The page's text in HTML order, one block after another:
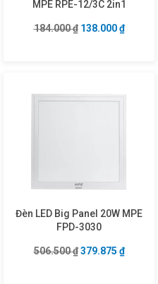
MPE RPE-12/3C 2in1
184.000₫ Giá gốc là:
138.000₫Giá
Đèn LED Big Panel 20W MPE
FPD-3030
506.500₫ Giá gốc là:
379.875 ₫Giá